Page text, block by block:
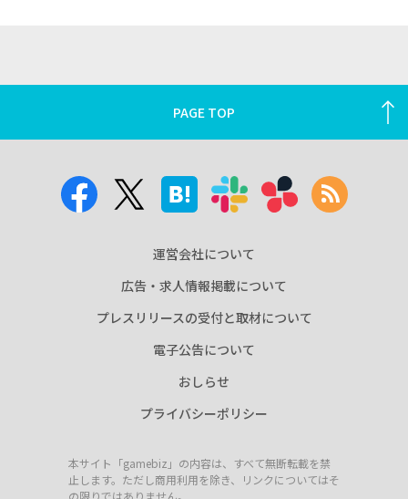
PAGE TOP
運営会社について
広告・求人情報掲載について
プレスリリースの受付と取材について
電子公告について
おしらせ
プライバシーポリシー
本サイト「gamebiz」の内容は、すべて無断転載を禁
止します。ただし商用利用を除き、リンクについてはそ